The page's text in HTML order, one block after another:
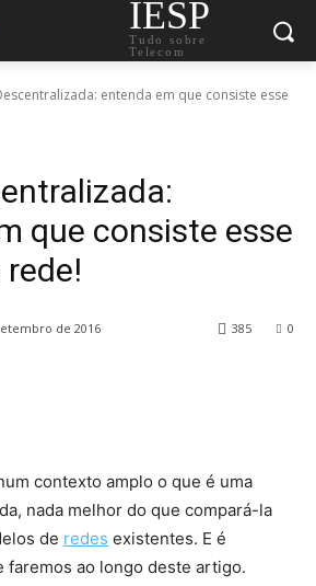
IESP
Tudo sobre
Telecom
entenda em que consiste esse
que consiste esse
de 2016 0
385
contexto amplo o que é uma
nada melhor do que compará-la
de redes existentes. E é
faremos ao longo deste artigo.